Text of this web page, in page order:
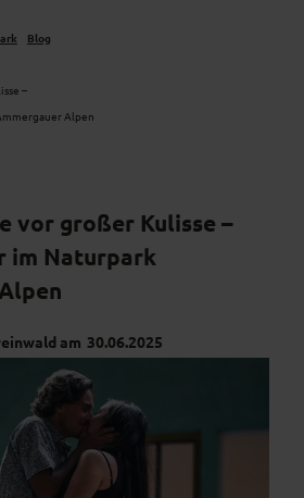
Blog
–
Alpen
vor großer Kulisse –
im Naturpark
am 30.06.2025